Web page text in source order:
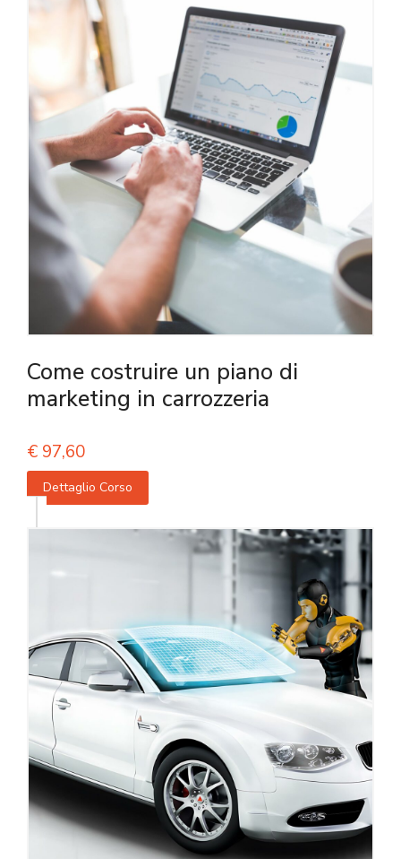
Come costruire un piano di
marketing in carrozzeria
€ 97,60
Dettaglio Corso